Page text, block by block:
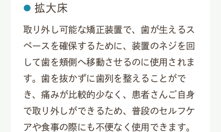
拡大床
取り外し可能な矯正装置で、歯が生えるス
ペースを確保するために、装置のネジを回
して歯を頬側へ移動させるのに使用されま
す。歯を抜かずに歯列を整えることがで
き、痛みが比較的少なく、患者さんご自身
で取り外しができるため、普段のセルフケ
アや食事の際にも不便なく使用できます。